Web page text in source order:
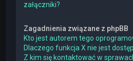
załączniki?
Zagadnienia związane z phpBB
Kto jest autorem tego
Dlaczego funkcja X nie jest
Z kim się kontaktować w